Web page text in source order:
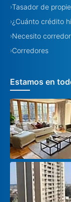
›Tasador de
›¿Cuánto crédito
›Necesito
›Corredores
Estamos en